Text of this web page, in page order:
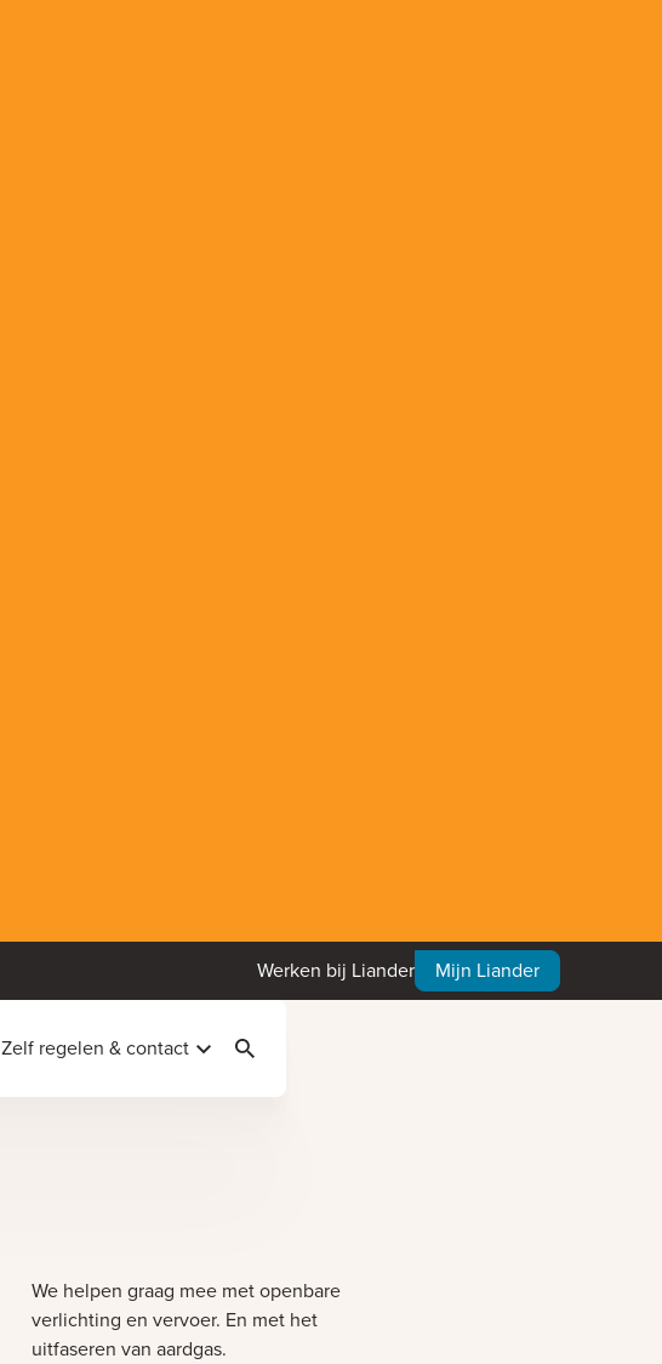
Werken bij Liander Mijn Liander
Zelf regelen & contact Zoeken
We helpen graag mee met openbare
verlichting en vervoer. En met het
uitfaseren van aardgas.